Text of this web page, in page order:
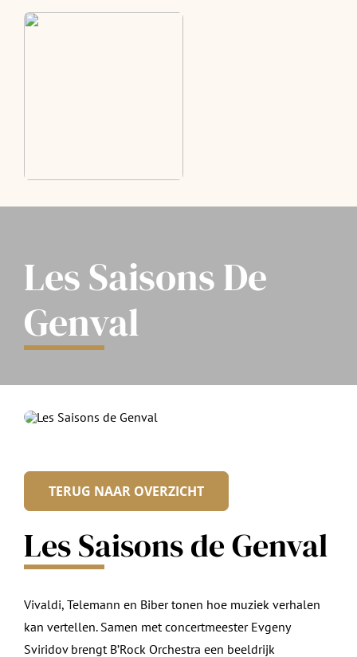
Les Saisons De
Genval
TERUG NAAR OVERZICHT
Les Saisons de Genval
Vivaldi, Telemann en Biber tonen hoe muziek verhalen
kan vertellen. Samen met concertmeester Evgeny
Sviridov brengt B’Rock Orchestra een beeldrijk